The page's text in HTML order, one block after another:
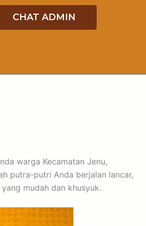
CHAT ADMIN
warga Kecamatan Jenu,
putra-putri Anda berjalan lancar,
mudah dan khusyuk.